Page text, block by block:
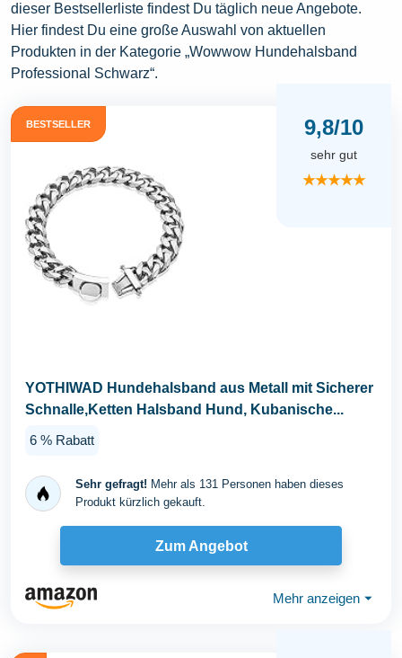
dieser Bestsellerliste findest Du täglich neue Angebote.
Hier findest Du eine große Auswahl von aktuellen
Produkten in der Kategorie „Wowwow Hundehalsband
Professional Schwarz“.
BESTSELLER 9,8/10
sehr gut
★★★★★
YOTHIWAD Hundehalsband aus Metall mit Sicherer
Schnalle,Ketten Halsband Hund, Kubanische...
6 % Rabatt
Sehr gefragt! Mehr als 131 Personen haben dieses
Produkt kürzlich gekauft.
Zum Angebot
Mehr anzeigen ⏷